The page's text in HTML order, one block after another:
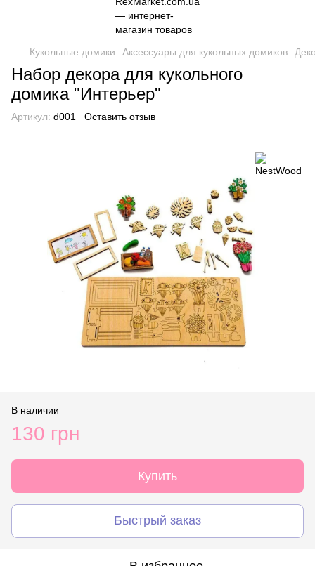
Кукольные домики Аксессуары для кукольных домиков
Набор декора для кукольного
домика "Интерьер"
Артикул: d001 Оставить отзыв
В наличии
130 грн
Купить
Быстрый заказ